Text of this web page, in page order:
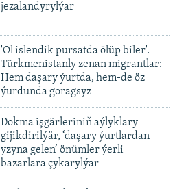
jezalandyrylýar
'Ol islendik pursatda ölüp biler'.
Türkmenistanly zenan migrantlar:
Hem daşary ýurtda, hem-de öz
ýurdunda goragsyz
Dokma işgärleriniň aýlyklary
gijikdirilýär, ‘daşary ýurtlardan
yzyna gelen’ önümler ýerli
bazarlara çykarylýar